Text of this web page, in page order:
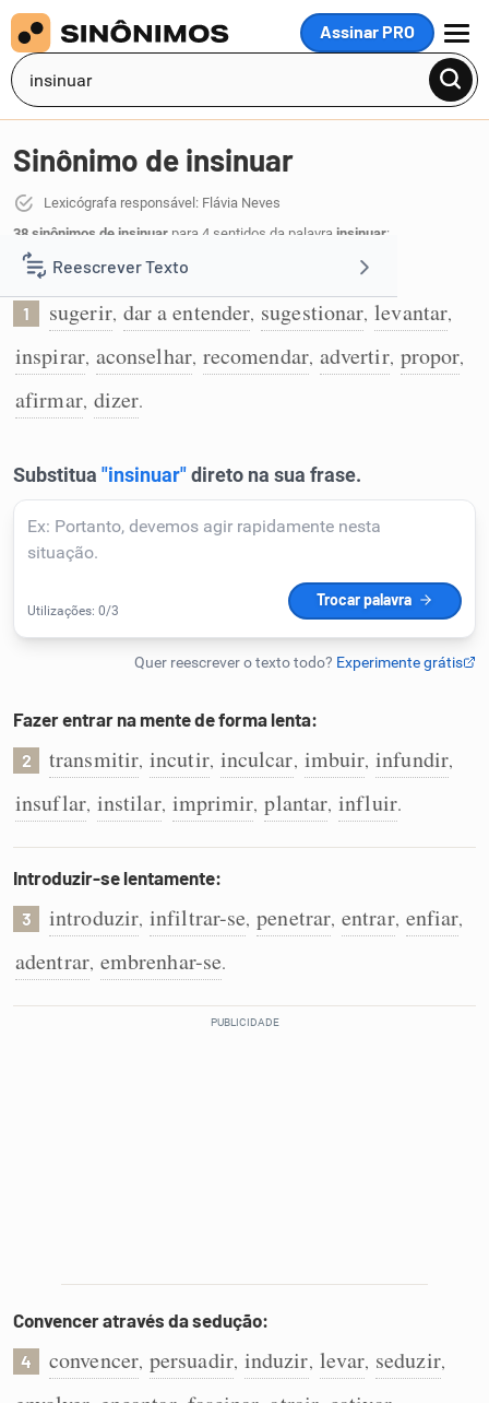
Assinar PRO
MENU
Reescrever Texto
Resumir Texto
Corrigir Texto
Humanizador de IA
Cata-letras
Caça-palavras
Dicionário
Sinônimos
Sinônimo de insinuar
Lexicógrafa responsável: Flávia Neves
38 sinônimos de insinuar para 4 sentidos da palavra insinuar:
Sugerir de forma indireta:
1 sugerir, dar a entender, sugestionar, levantar,
inspirar, aconselhar, recomendar, advertir, propor,
afirmar, dizer.
Fazer entrar na mente de forma lenta:
2 transmitir, incutir, inculcar, imbuir, infundir,
insuflar, instilar, imprimir, plantar, influir.
Introduzir-se lentamente:
3 introduzir, infiltrar-se, penetrar, entrar, enfiar,
adentrar, embrenhar-se.
Convencer através da sedução:
4 convencer, persuadir, induzir, levar, seduzir,